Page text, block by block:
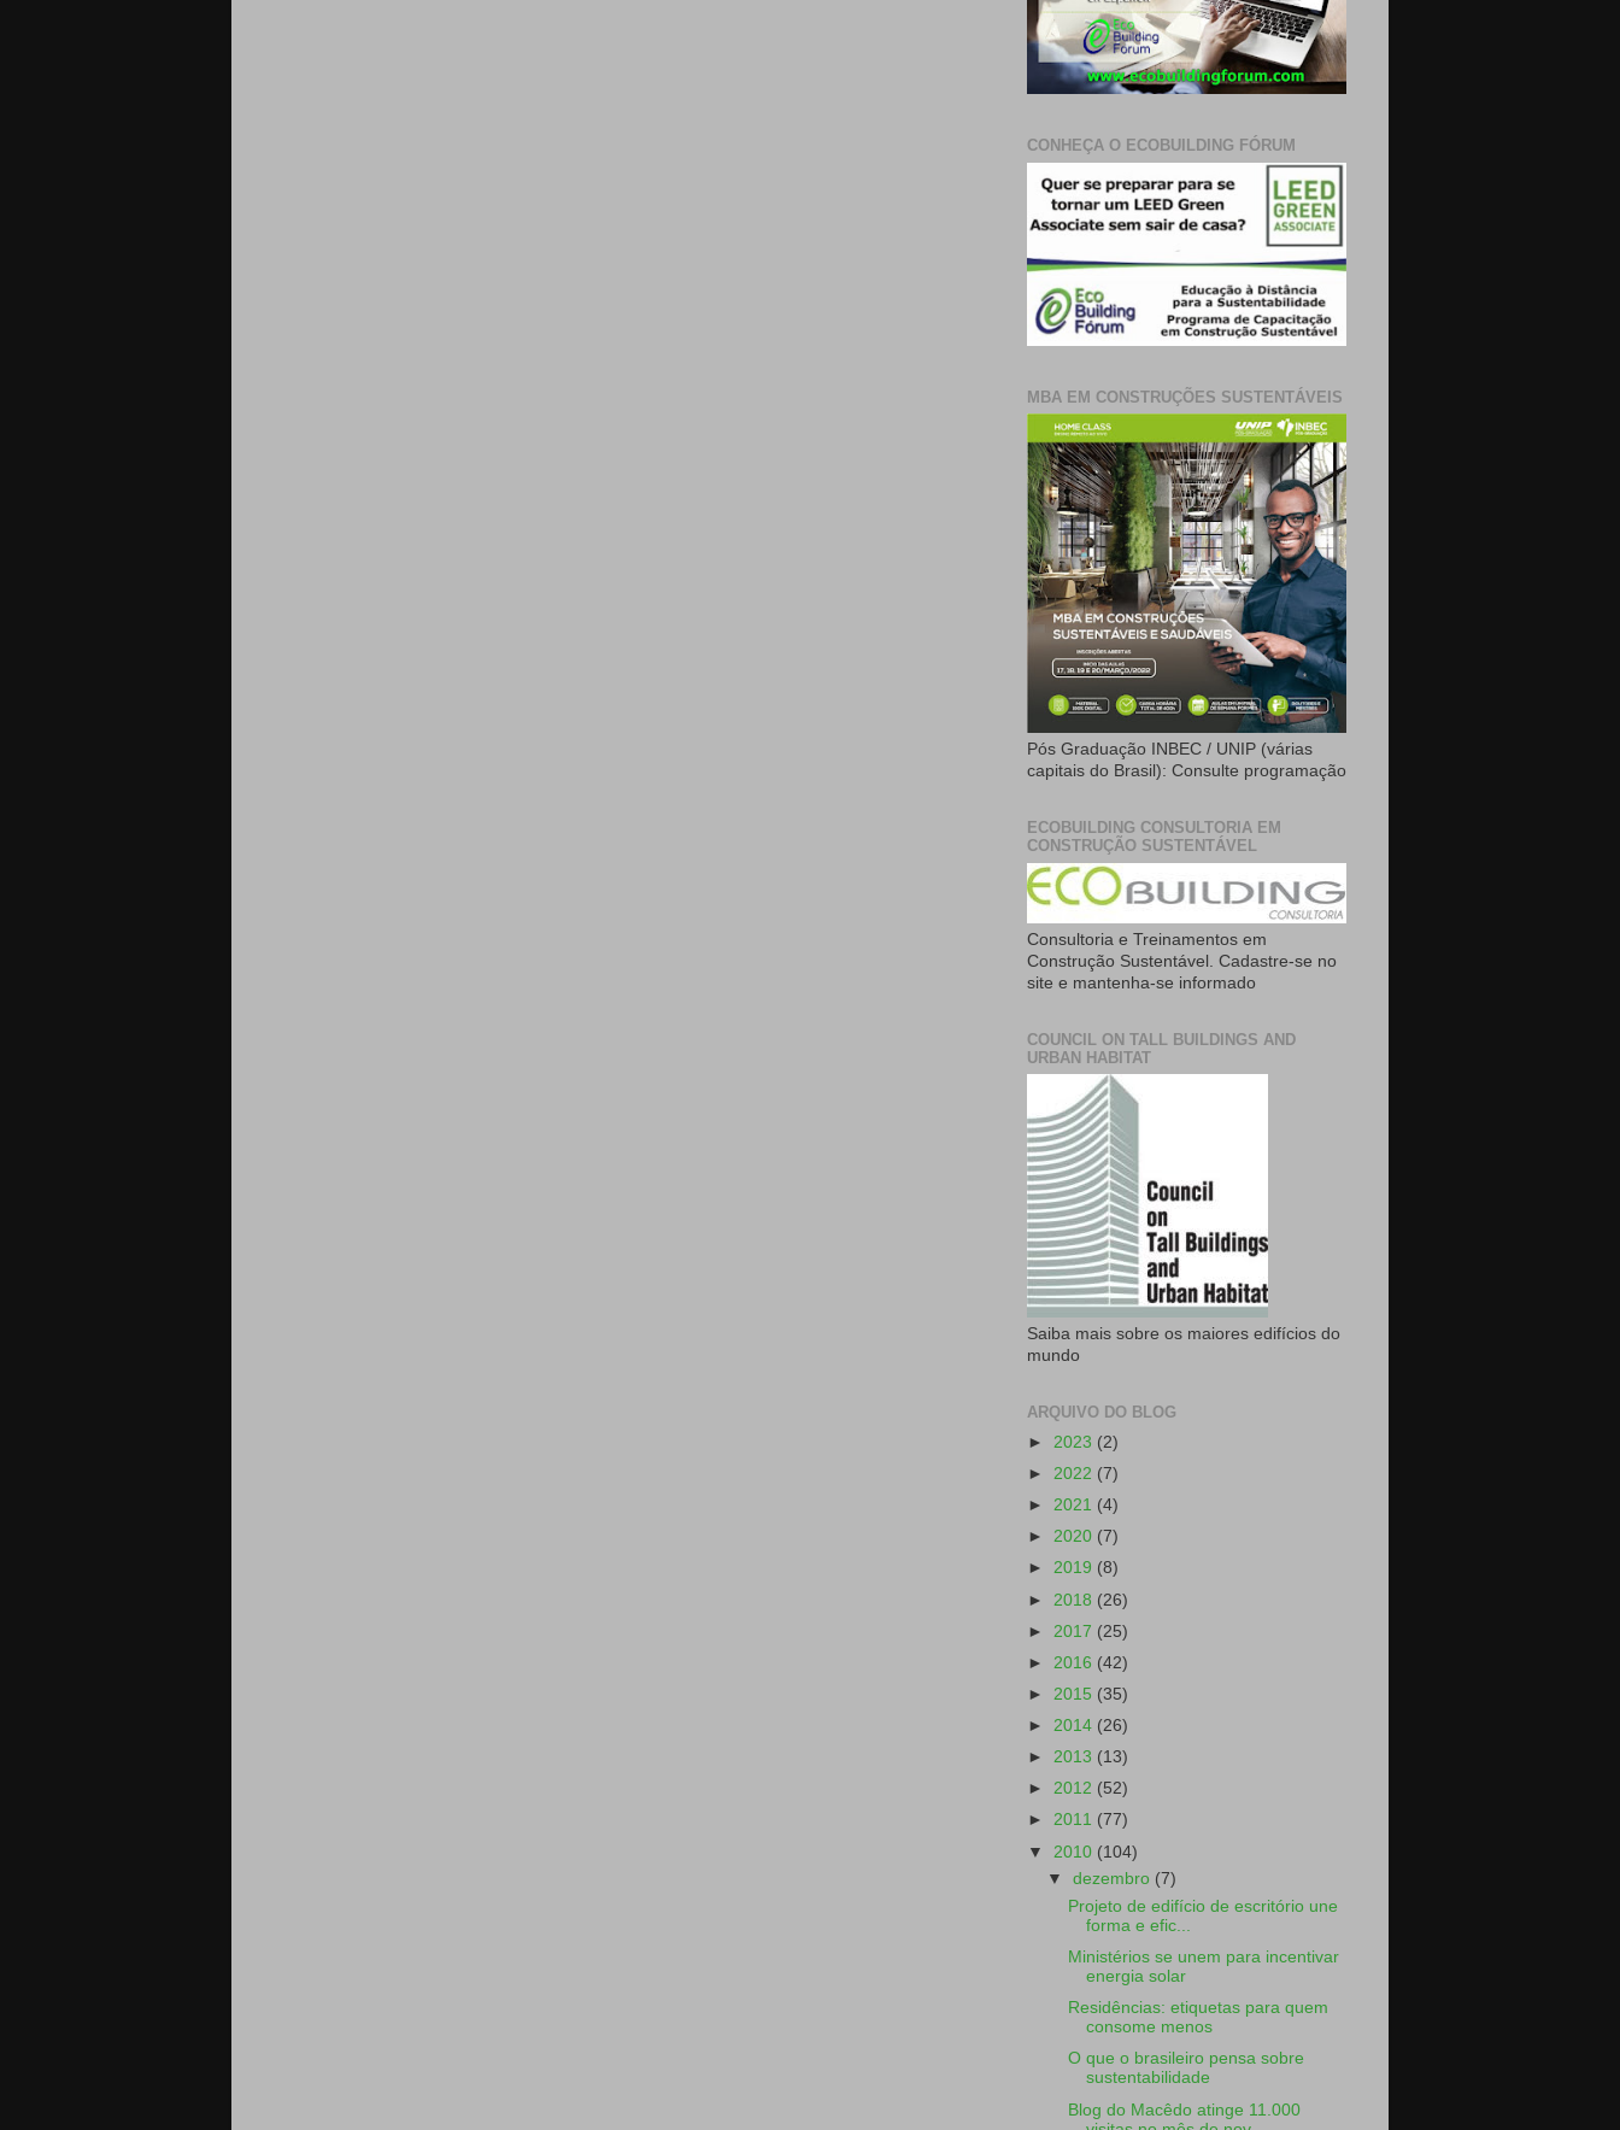
CONHEÇA O ECOBUILDING FÓRUM
MBA EM CONSTRUÇÕES SUSTENTÁVEIS
Pós Graduação INBEC / UNIP (várias
capitais do Brasil): Consulte programação
ECOBUILDING CONSULTORIA EM
CONSTRUÇÃO SUSTENTÁVEL
Consultoria e Treinamentos em
Construção Sustentável. Cadastre-se no
site e mantenha-se informado
COUNCIL ON TALL BUILDINGS AND
URBAN HABITAT
Saiba mais sobre os maiores edifícios do
mundo
ARQUIVO DO BLOG
► 2023 (2)
► 2022 (7)
► 2021 (4)
► 2020 (7)
► 2019 (8)
► 2018 (26)
► 2017 (25)
► 2016 (42)
► 2015 (35)
► 2014 (26)
► 2013 (13)
► 2012 (52)
► 2011 (77)
▼ 2010 (104)
▼dezembro (7)
Projeto de edifício de escritório une
forma e efic...
Ministérios se unem para incentivar
energia solar
Residências: etiquetas para quem
consome menos
O que o brasileiro pensa sobre
sustentabilidade
Blog do Macêdo atinge 11.000